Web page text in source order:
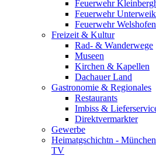
Feuerwehr
Feuerwehr
Feuerwehr Welshofen
Freizeit & Kultur
Rad- & Wanderwege
Museen
Kirchen & Kapellen
Dachauer Land
Gastronomie & Regionales
Restaurants
Imbiss &
Direktvermarkter
Gewerbe
Heimatgschichtn - München
TV